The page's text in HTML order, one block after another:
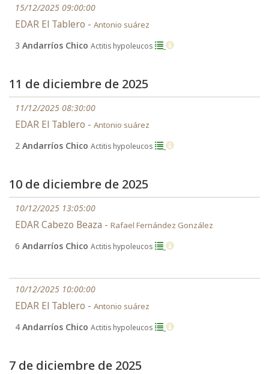
15/12/2025 09:00:00
EDAR El Tablero - Antonio suárez
3 Andarríos Chico Actitis hypoleucos
11 de diciembre de 2025
11/12/2025 08:30:00
EDAR El Tablero - Antonio suárez
2 Andarríos Chico Actitis hypoleucos
10 de diciembre de 2025
10/12/2025 13:05:00
EDAR Cabezo Beaza - Rafael Fernández González
6 Andarríos Chico Actitis hypoleucos
10/12/2025 10:00:00
EDAR El Tablero - Antonio suárez
4 Andarríos Chico Actitis hypoleucos
7 de diciembre de 2025